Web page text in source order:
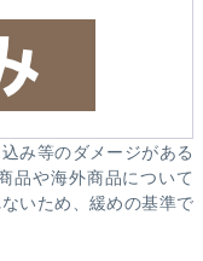
み等のダメージがある
品や海外商品について
いため、緩めの基準で